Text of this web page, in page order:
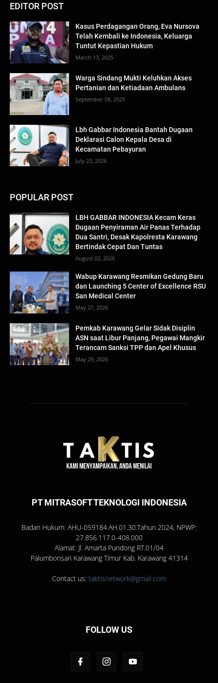
EDITOR POST
Kasus Perdagangan Orang, Eva Nursova
Telah Kembali ke Indonesia, Keluarga
Tuntut Kepastian Hukum
March 13, 2025
Warga Sindang Mukti Keluhkan Akses
Pertanian dan Ketiadaan Ambulans
September 08, 2025
Lbh Gabbar Indonesia Bantah Dugaan
Deklarasi Calon Kepala Desa di
Kecamatan Pebayuran
July 23, 2026
POPULAR POST
LBH GABBAR INDONESIA Kecam Keras
Dugaan Penyiraman Air Panas Terhadap
Dua Santri, Desak Kapolresta Karawang
Bertindak Cepat Dan Tuntas
August 02, 2026
Wabup Karawang Resmikan Gedung Baru
dan Launching 5 Center of Excellence RSU
San Medical Center
May 27, 2026
Pemkab Karawang Gelar Sidak Disiplin
ASN saat Libur Panjang, Pegawai Mangkir
Terancam Sanksi TPP dan Apel Khusus
May 29, 2026
PT MITRASOFT TEKNOLOGI INDONESIA
Badan Hukum: AHU-059184.AH.01.30.Tahun 2024, NPWP:
27.856.117.0-408.000
Alamat: Jl. Amarta Pundong RT.01/04
Palumbonsari Karawang Timur Kab. Karawang 41314
Contact us: taktisnetwork@gmail.com
FOLLOW US